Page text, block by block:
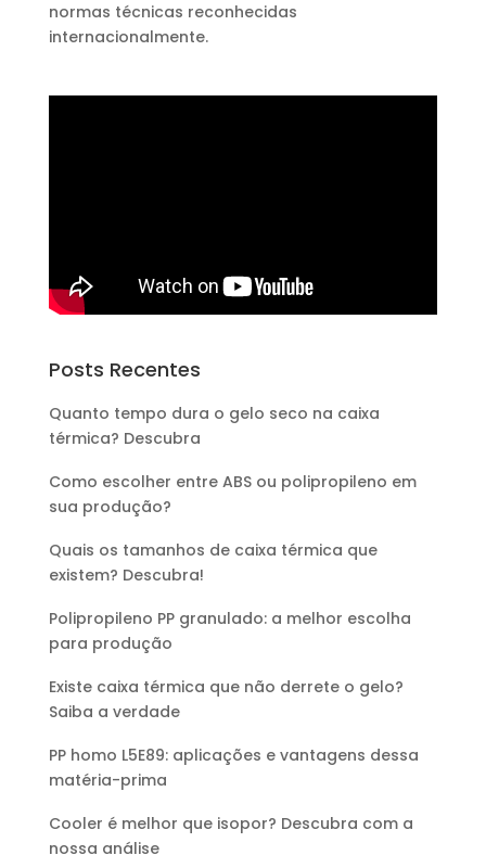
normas técnicas reconhecidas
internacionalmente.
Posts Recentes
Quanto tempo dura o gelo seco na caixa
térmica? Descubra
Como escolher entre ABS ou polipropileno em
sua produção?
Quais os tamanhos de caixa térmica que
existem? Descubra!
Polipropileno PP granulado: a melhor escolha
para produção
Existe caixa térmica que não derrete o gelo?
Saiba a verdade
PP homo L5E89: aplicações e vantagens dessa
matéria-prima
Cooler é melhor que isopor? Descubra com a
nossa análise